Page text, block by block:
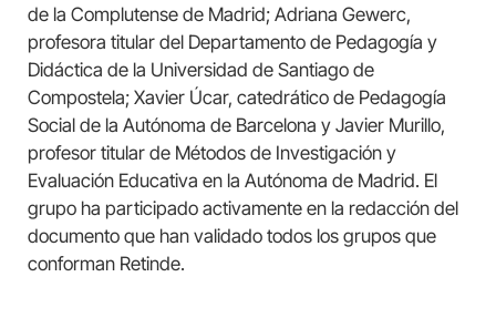
de la Complutense de Madrid; Adriana Gewerc,
profesora titular del Departamento de Pedagogía y
Didáctica de la Universidad de Santiago de
Compostela; Xavier Úcar, catedrático de Pedagogía
Social de la Autónoma de Barcelona y Javier Murillo,
profesor titular de Métodos de Investigación y
Evaluación Educativa en la Autónoma de Madrid. El
grupo ha participado activamente en la redacción del
documento que han validado todos los grupos que
conforman Retinde.